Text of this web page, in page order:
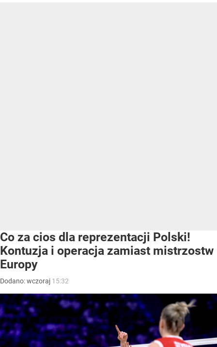
Co za cios dla reprezentacji Polski!
Kontuzja i operacja zamiast mistrzostw
Europy
Dodano:wczoraj 15:32